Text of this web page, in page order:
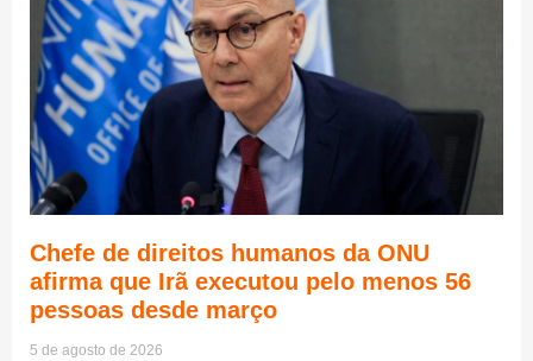
Chefe de direitos humanos da ONU
afirma que Irã executou pelo menos 56
pessoas desde março
5 de agosto de 2026